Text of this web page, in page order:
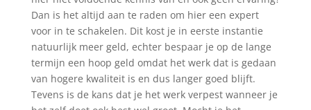
Dan is het altijd aan te raden om hier een expert
voor in te schakelen. Dit kost je in eerste instantie
natuurlijk meer geld, echter bespaar je op de lange
termijn een hoop geld omdat het werk dat is gedaan
van hogere kwaliteit is en dus langer goed blijft.
Tevens is de kans dat je het werk verpest wanneer je